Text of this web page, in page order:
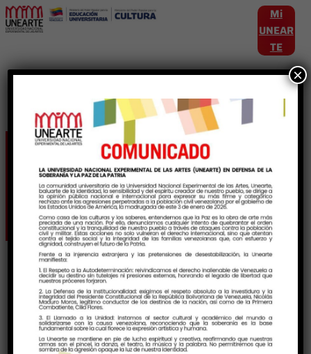
Mi
UNEAR
TE
Etiqueta:
ArqueologiaVenezolana
×